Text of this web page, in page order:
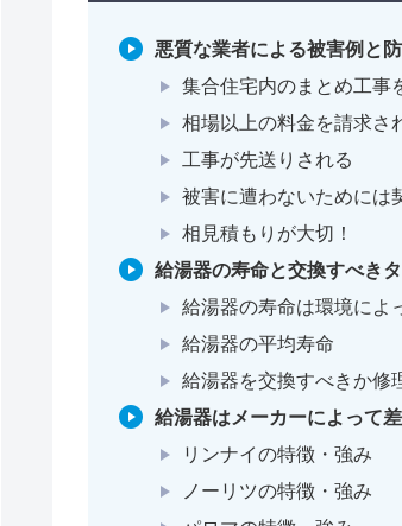
悪質な業者による被害例と
集合住宅内のまとめ工事
相場以上の料金を請求さ
工事が先送りされる
被害に遭わないためには
相見積もりが大切！
給湯器の寿命と交換すべき
給湯器の寿命は環境によ
給湯器の平均寿命
給湯器を交換すべきか修
給湯器はメーカーによって
リンナイの特徴・強み
ノーリツの特徴・強み